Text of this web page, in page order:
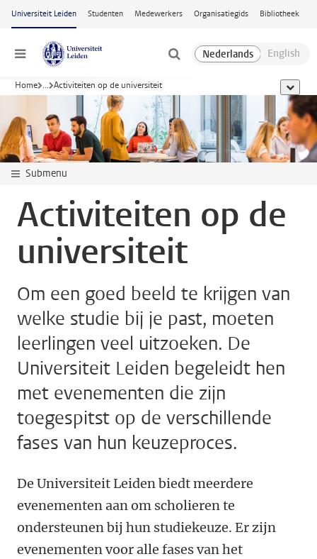
Ga naar hoofdinhoud
Universiteit Leiden Studenten Medewerkers Organisatiegids Bibliotheek
Menu
Home ... Activiteiten op de universiteit toon
Submenu
Activiteiten op de
universiteit
Om een goed beeld te krijgen van
welke studie bij je past, moeten
leerlingen veel uitzoeken. De
Universiteit Leiden begeleidt hen
met evenementen die zijn
toegespitst op de verschillende
fases van hun keuzeproces.
De Universiteit Leiden biedt meerdere
evenementen aan om scholieren te
ondersteunen bij hun studiekeuze. Er zijn
evenementen voor alle fases van het